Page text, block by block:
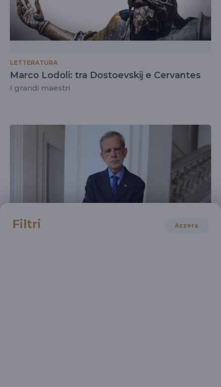
LETTERATURA
Marco Lodoli: tra Dostoevskij e Cervantes
I grandi maestri
Filtri Azzera